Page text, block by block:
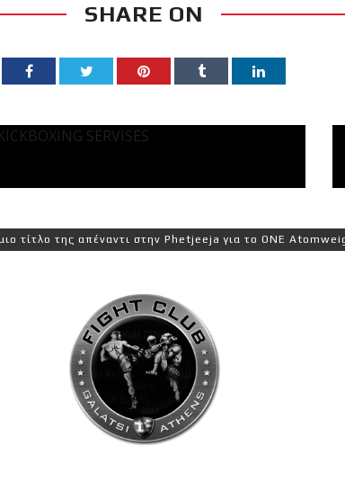
SHARE ON
απέναντι στην Phetjeeja για το ONE Atomweight